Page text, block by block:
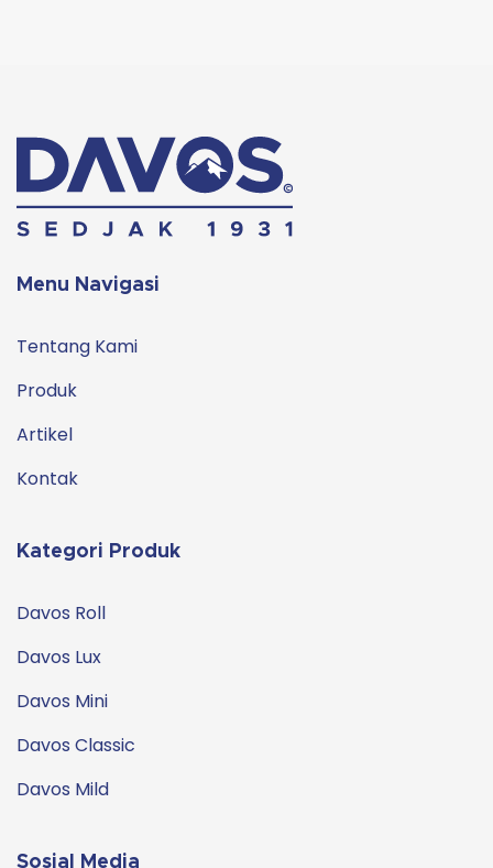
Menu Navigasi
Tentang Kami
Produk
Artikel
Kontak
Kategori Produk
Davos Roll
Davos Lux
Davos Mini
Davos Classic
Davos Mild
Sosial Media